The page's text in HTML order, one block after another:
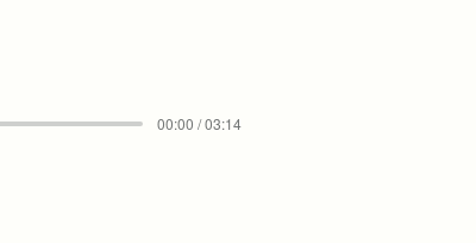
00:00 / 03:14